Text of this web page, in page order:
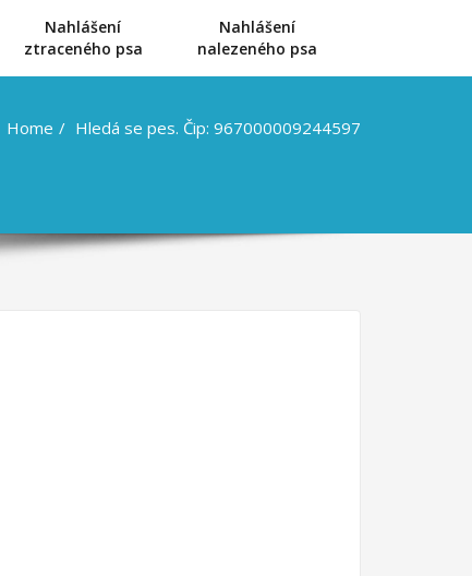
Nahlášení
ztraceného psa
Nahlášení
nalezeného psa
Home Hledá se pes. Čip: 967000009244597